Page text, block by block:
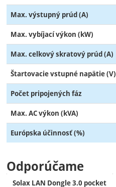
Max. výstupný prúd (A)
Max. vybíjací výkon (kW)
Max. celkový skratový prúd (A)
Štartovacie vstupné napätie (V)
Počet pripojených fáz
Max. AC výkon (kVA)
Európska účinnosť (%)
Odporúčame
Solax LAN Dongle 3.0 pocket